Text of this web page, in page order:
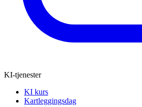
KI-tjenester
KI kurs
Kartleggingsdag